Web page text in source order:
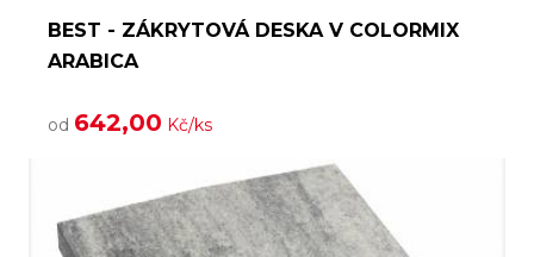
BEST - ZÁKRYTOVÁ DESKA V COLORMIX
ARABICA
od 642,00 Kč/ks